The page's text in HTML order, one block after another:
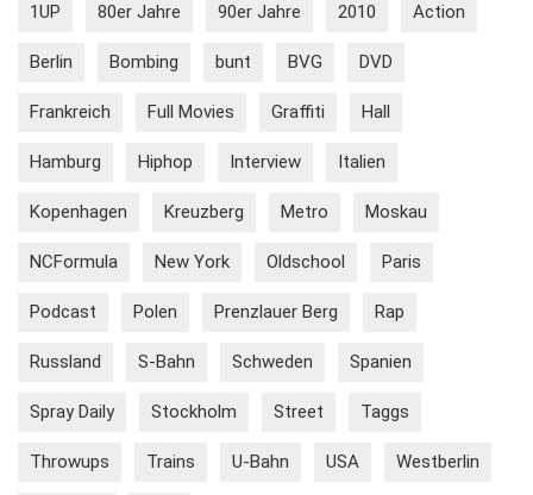
1UP 80er Jahre 90er Jahre 2010 Action
Berlin Bombing bunt BVG DVD
Frankreich Full Movies Graffiti Hall
Hamburg Hiphop Interview Italien
Kopenhagen Kreuzberg Metro Moskau
NCFormula New York Oldschool Paris
Podcast Polen Prenzlauer Berg Rap
Russland S-Bahn Schweden Spanien
Spray Daily Stockholm Street Taggs
Throwups Trains U-Bahn USA Westberlin